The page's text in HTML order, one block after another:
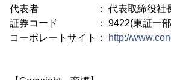
代表者 ： 代表取締役社長
証券コード ： 9422(東証一
コーポレートサイト：
http://